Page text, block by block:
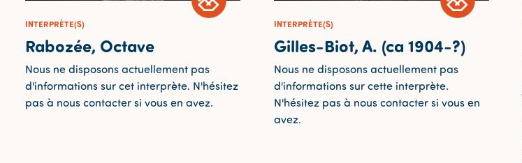
INTERPRÈTE(S)
Rabozée, Octave
Nous ne disposons actuellement pas
d'informations sur cet interprète. N'hésitez
pas à nous contacter si vous en avez.
INTERPRÈTE(S)
Gilles-Biot, A. (ca 1904-?)
Nous ne disposons actuellement pas
d'informations sur cette interprète.
N'hésitez pas à nous contacter si vous en
avez.